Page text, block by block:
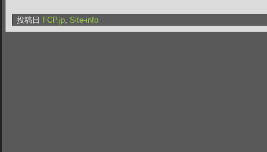
投稿日 FCP.jp, Site-info